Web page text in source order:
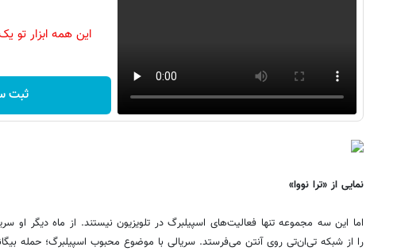
این همه ابزار تو
ثبت
نمایی از «ترا نووا»
اما این سه مجموعه تنها فعالیت‌های اسپیلبرگ در تلویزیون نیستند. از ماه دیگر او
را از شبکه تی‌ان‌تی روی آنتن می‌فرستد. سریالی با موضوع محبوب اسپیلبرگ؛ حمله